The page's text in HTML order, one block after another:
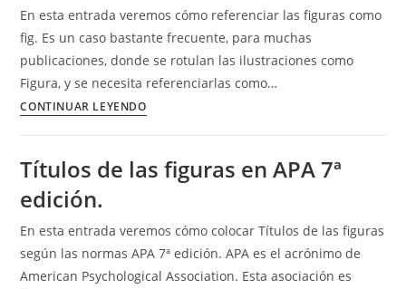
del
título
de
las
figuras
numeración
En esta entrada veremos cómo referenciar las figuras como
fig. Es un caso bastante frecuente, para muchas
publicaciones, donde se rotulan las ilustraciones como
Figura, y se necesita referenciarlas como…
CONTINUAR LEYENDOReferenciar
como
Títulos de las figuras en APA 7ª
edición.
En esta entrada veremos cómo colocar Títulos de las figuras
según las normas APA 7ª edición. APA es el acrónimo de
American Psychological Association. Esta asociación es